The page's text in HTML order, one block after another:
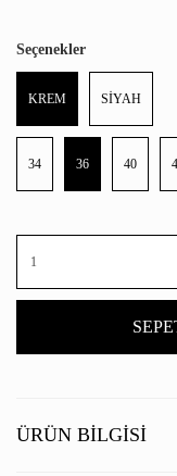
Seçenekler
KREM SİYAH
34 36 40
ÜRÜN BILGISI